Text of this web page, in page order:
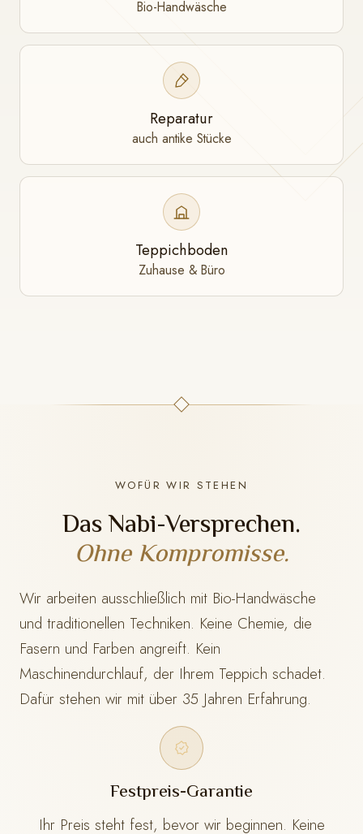
Bio-Handwäsche
Reparatur
auch antike Stücke
Teppichboden
Zuhause & Büro
WOFÜR WIR STEHEN
Das Nabi-Versprechen.
Ohne Kompromisse.
Wir arbeiten ausschließlich mit Bio-Handwäsche
und traditionellen Techniken. Keine Chemie, die
Fasern und Farben angreift. Kein
Maschinendurchlauf, der Ihrem Teppich schadet.
Dafür stehen wir mit über 35 Jahren Erfahrung.
Festpreis-Garantie
Ihr Preis steht fest, bevor wir beginnen. Keine